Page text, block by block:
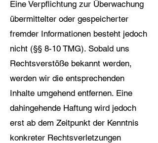
Eine Verpflichtung zur Überwachung
übermittelter oder gespeicherter
fremder Informationen besteht jedoch
nicht (§§ 8-10 TMG). Sobald uns
Rechtsverstöße bekannt werden,
werden wir die entsprechenden
Inhalte umgehend entfernen. Eine
dahingehende Haftung wird jedoch
erst ab dem Zeitpunkt der Kenntnis
konkreter Rechtsverletzungen